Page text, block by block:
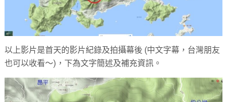
以上影片是首天的影片紀錄及拍攝幕後 (中文字幕，台灣朋友
也可以收看～)，下為文字簡述及補充資訊。